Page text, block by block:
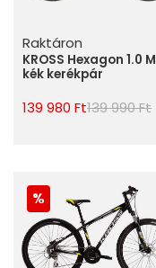
Raktáron
KROSS Hexagon 1.0 M
kék kerékpár
139 980 Ft139 990 Ft